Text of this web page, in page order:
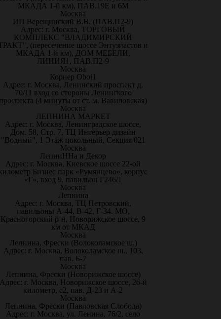
МКАДА 1-й км), ПАВ.19Е и 6М
Москва
ИП Верещинский В.В. (ПАВ.П2-9)
Адрес: г. Москва, ТОРГОВЫЙ
КОМПЛЕКС "ВЛАДИМИРСКИЙ
(пересечение шоссе Энтузиастов и
МКАДА 1-й км), ДОМ МЕБЕЛИ,
ЛИНИЯ1, ПАВ.П2-9
Москва
Корнер Oboi1
Адрес: г. Москва, Ленинский проспект д.
70/11 вход со стороны Ленинского
(4 минуты от ст. м. Вавиловская)
Москва
ЛЕПНИНА МАРКЕТ
Адрес: г. Москва, Ленинградское шоссе,
Дом. 58, Стр. 7, ТЦ Интерьер дизайн
"Водный", 1 Этаж цокольный, Секция 021
Москва
ЛепниННа и Декор
Адрес: г. Москва, Киевское шоссе 22-ой
Бизнес парк «Румянцево», корпус
«Г», вход 9, павильон Г246/1
Москва
Лепнина
Адрес: г. Москва, ТЦ Петровский,
павильоны А-44, В-42, Г-34. МО,
Красногорский р-н, Новорижское шоссе, 9
км от МКАД
Москва
Лепнина, Фрески (Волоколамское ш.)
Адрес: г. Москва, Волоколамское ш., 103,
пав. Б-7
Москва
Лепнина, Фрески (Новорижское шоссе)
г. Москва, Новорижское шоссе, 26-й
километр, с2, пав. Д-23 и А-2
Москва
Лепнина, Фрески (Павловская Слобода)
Адрес: г. Москва, ул. Ленина, 76/2, село